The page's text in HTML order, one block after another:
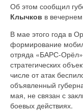
Об этом сообщил
Клычков в
В мае этого года в
формирование
отряда «БАРС-
стратегических
числе от атак
объявленный
мая, не связан с
боевых действиях.